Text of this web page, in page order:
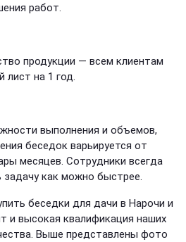
работ.
продукции — всем клиентам
лист на 1 год.
выполнения и объемов,
беседок варьируется от
месяцев. Сотрудники всегда
как можно быстрее.
беседки для дачи в Нарочи и
и высокая квалификация наших
Выше представлены фото